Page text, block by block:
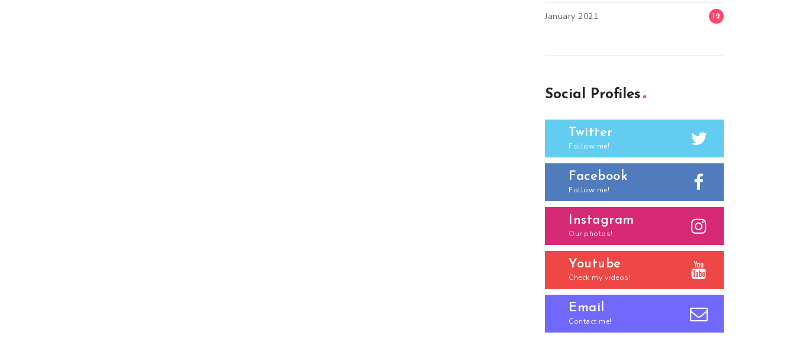
January 2021 12
Social Profiles
Twitter
Follow me!
Facebook
Follow me!
Instagram
Our photos!
Youtube
Check my videos!
Email
Contact me!